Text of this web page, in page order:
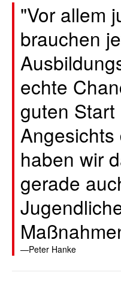
"Vor allem
brauchen
echte
guten
haben wir
gerade
Peter Hanke